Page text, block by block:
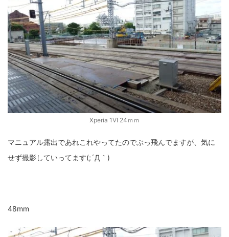
Xperia 1VI 24ｍｍ
マニュアル露出であれこれやってたのでぶっ飛んでますが、気に
せず撮影していってます(;´Д｀)
48mm